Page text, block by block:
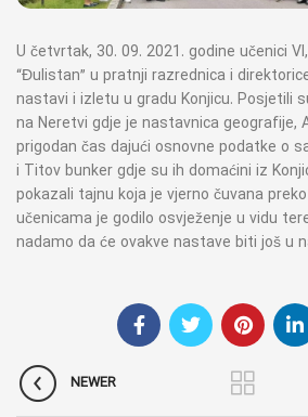
U četvrtak, 30. 09. 2021. godine učenici
“Đulistan” u pratnji razrednica i
nastavi i izletu u gradu Konjicu. Posjetili
na Neretvi gdje je nastavnica geografije,
prigodan čas dajući osnovne podatke o
i Titov bunker gdje su ih domaćini iz
pokazali tajnu koja je vjerno čuvana
učenicama je godilo osvježenje u vidu
nadamo da će ovakve nastave biti još u
NEWER